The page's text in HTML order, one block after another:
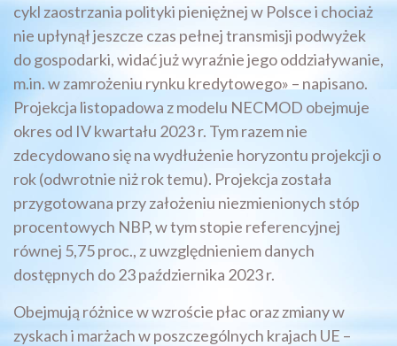
cykl zaostrzania polityki pieniężnej w Polsce i chociaż
nie upłynął jeszcze czas pełnej transmisji podwyżek
do gospodarki, widać już wyraźnie jego oddziaływanie,
m.in. w zamrożeniu rynku kredytowego» – napisano.
Projekcja listopadowa z modelu NECMOD obejmuje
okres od IV kwartału 2023 r. Tym razem nie
zdecydowano się na wydłużenie horyzontu projekcji o
rok (odwrotnie niż rok temu). Projekcja została
przygotowana przy założeniu niezmienionych stóp
procentowych NBP, w tym stopie referencyjnej
równej 5,75 proc., z uwzględnieniem danych
dostępnych do 23 października 2023 r.
Obejmują różnice w wzroście płac oraz zmiany w
zyskach i marżach w poszczególnych krajach UE –